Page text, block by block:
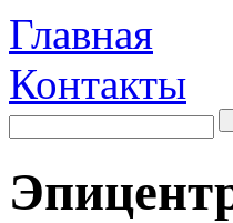
Главная
Контакты